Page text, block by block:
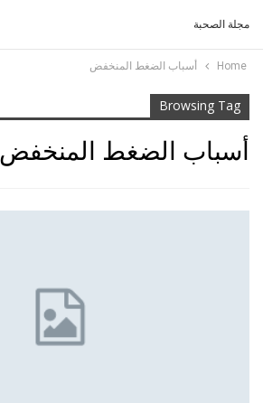
مجلة الصحبة
Home أسباب الضغط المنخفض
Browsing Tag
أسباب الضغط المنخفض